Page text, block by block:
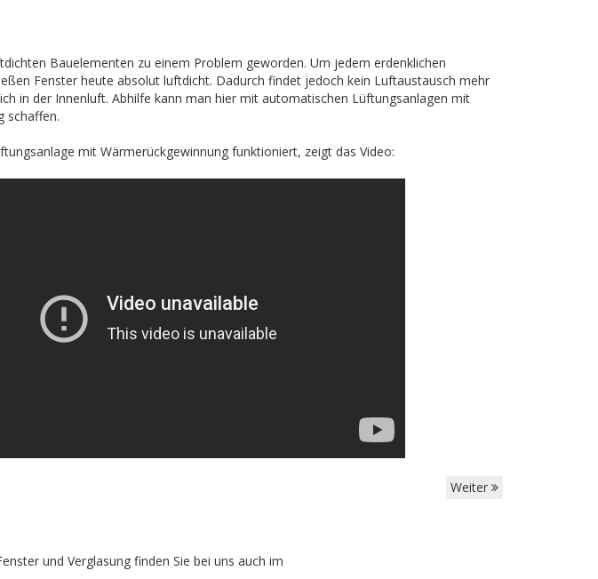
Bauelementen zu einem Problem geworden. Um jedem erdenklichen
Fenster heute absolut luftdicht. Dadurch findet jedoch kein Luftaustausch mehr
in der Innenluft. Abhilfe kann man hier mit automatischen Lüftungsanlagen mit
schaffen.
mit Wärmerückgewinnung funktioniert, zeigt das Video:
Weiter
und Verglasung finden Sie bei uns auch im